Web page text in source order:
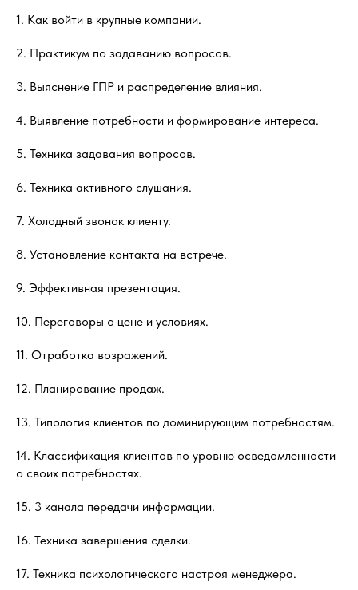
1. Как войти в крупные компании.
2. Практикум по задаванию вопросов.
3. Выяснение ГПР и распределение влияния.
4. Выявление потребности и формирование интереса.
5. Техника задавания вопросов.
6. Техника активного слушания.
7. Холодный звонок клиенту.
8. Установление контакта на встрече.
9. Эффективная презентация.
10. Переговоры о цене и условиях.
11. Отработка возражений.
12. Планирование продаж.
13. Типология клиентов по доминирующим потребностям.
14. Классификация клиентов по уровню осведомленности
о своих потребностях.
15. 3 канала передачи информации.
16. Техника завершения сделки.
17. Техника психологического настроя менеджера.